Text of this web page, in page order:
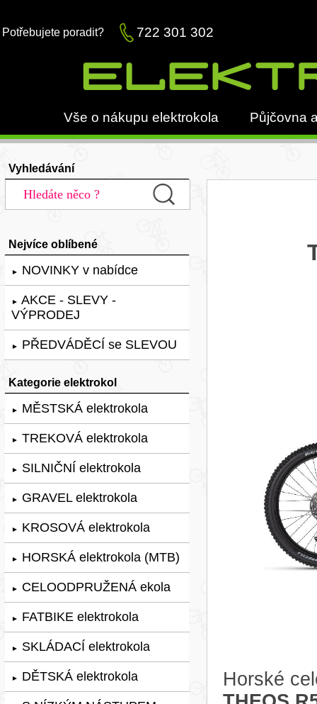
Potřebujete poradit? 722 301 302
Vše o nákupu elektrokola Půjčovna
Vyhledávání
Nejvíce oblíbené
► NOVINKY v nabídce
► AKCE - SLEVY -
VÝPRODEJ
► PŘEDVÁDĚCÍ se SLEVOU
Kategorie elektrokol
► MĚSTSKÁ elektrokola
► TREKOVÁ elektrokola
► SILNIČNÍ elektrokola
► GRAVEL elektrokola
► KROSOVÁ elektrokola
► HORSKÁ elektrokola (MTB)
► CELOODPRUŽENÁ ekola
► FATBIKE elektrokola
► SKLÁDACÍ elektrokola
► DĚTSKÁ elektrokola
Horské